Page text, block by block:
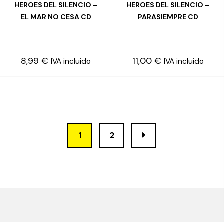
LEER MÁS
HEROES DEL SILENCIO –
EL MAR NO CESA CD
8,99 € IVA incluido
LEER MÁS
HEROES DEL SILENCIO –
PARASIEMPRE CD
11,00 € IVA incluido
1 2